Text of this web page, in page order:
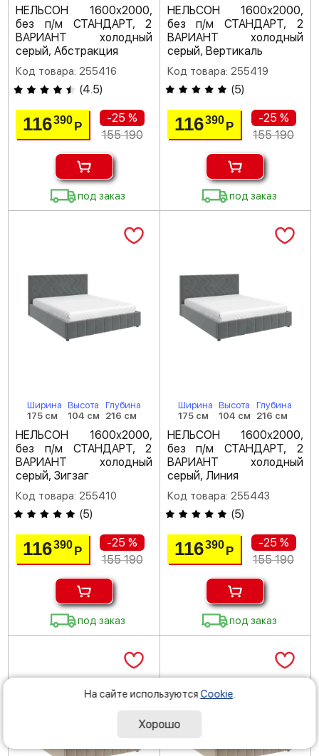
НЕЛЬСОН 1600х2000,
без п/м СТАНДАРТ, 2
ВАРИАНТ холодный
серый, Абстракция
Код товара: 255416
(4.5)
116390Р
-25 %
155 190
под заказ
НЕЛЬСОН 1600х2000,
без п/м СТАНДАРТ, 2
ВАРИАНТ холодный
серый, Вертикаль
Код товара: 255419
(5)
116390 Р
-25 %
155 190
под заказ
Ширина
175 см
Высота
104 см
Глубина
216 см
НЕЛЬСОН 1600х2000,
без п/м СТАНДАРТ, 2
ВАРИАНТ холодный
серый, Зигзаг
Код товара: 255410
(5)
116390Р
-25 %
155 190
под заказ
Ширина
175 см
Высота
104 см
Глубина
216 см
НЕЛЬСОН 1600х2000,
без п/м СТАНДАРТ, 2
ВАРИАНТ холодный
серый, Линия
Код товара: 255443
(5)
116390 Р
-25 %
155 190
под заказ
На сайте используются Cookie
Хорошо